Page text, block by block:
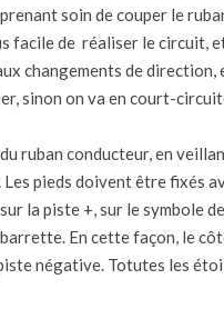
soin de couper le
facile de réaliser le circuit,
changements de direction,
sinon on va en court-
ruban conducteur, en
pieds doivent être fixés
la piste +, sur le symbole
En cette façon, le
négative. Totutes les